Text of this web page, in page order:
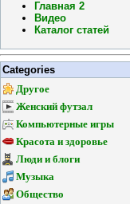
Главная 2
Видео
Каталог статей
Categories
Другое
Женский футзал
Компьютерные игры
Красота и здоровье
Люди и блоги
Музыка
Общество